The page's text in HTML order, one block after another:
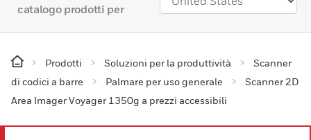
catalogo prodotti per
Prodotti Soluzioni per la produttività
Scanner
di codici a barre
Palmare per uso generale
Scanner 2D
Area Imager Voyager 1350g a prezzi accessibili